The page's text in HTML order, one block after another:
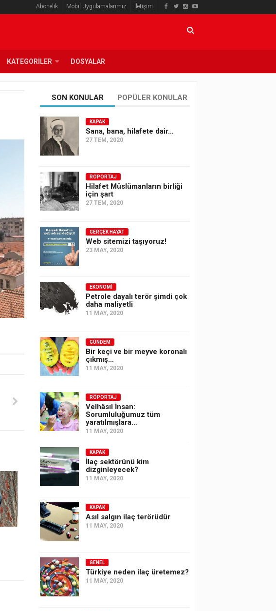
Abonelik Mobil Uygulamalarımız İletişim
KATEGORILER DOSYALAR
SON KONULAR POPÜLER KONULAR
KAPAK
Sana, bana, hilafete dair…
27 TEM, 2020
RÖPORTAJ
Hilafet Müslümanların birliği
için şart
27 TEM, 2020
GERÇEK HAYAT
Web sitemizi taşıyoruz!
23 MAY, 2020
EKONOMI
Petrole dayalı terör şimdi çok
daha maliyetli
11 MAY, 2020
GÜNDEM
Bir keçi ve bir meyve koronalı
çıkmış…
11 MAY, 2020
RÖPORTAJ
Velhâsıl İnsan:
Sorumluluğumuz tüm
yaratılmışlara…
11 MAY, 2020
KAPAK
İlaç sektörünü kim
dizginleyecek?
11 MAY, 2020
KAPAK
Asıl salgın ilaç terörüdür
11 MAY, 2020
GENEL
Türkiye neden ilaç üretemez?
11 MAY, 2020